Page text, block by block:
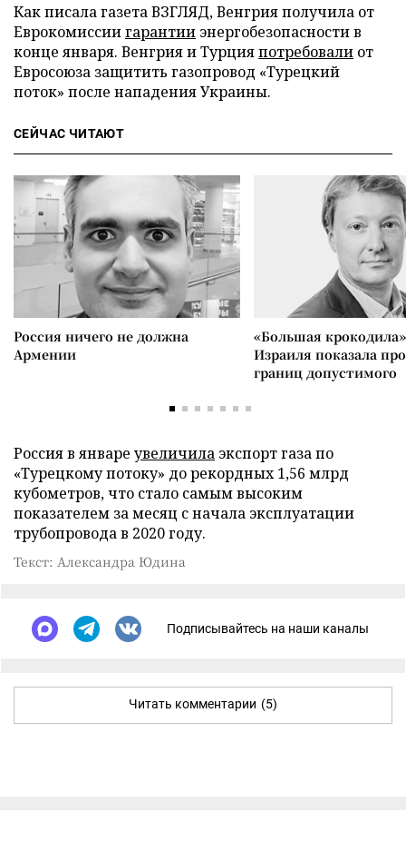
Как писала газета ВЗГЛЯД, Венгрия получила от
Еврокомиссиигарантии энергобезопасности в
конце января. Венгрия и Турцияпотребовали от
Евросоюза защитить газопровод «Турецкий
поток» после нападения Украины.
СЕЙЧАС ЧИТАЮТ
Россия ничего не должна
Армении
«Большая
Израиля показала
границ допустимого
Россия в январе увеличила экспорт газа по
«Турецкому потоку» до рекордных 1,56 млрд
кубометров, что стало самым высоким
показателем за месяц с начала эксплуатации
трубопровода в 2020 году.
Текст: Александра Юдина
Подписывайтесь на наши каналы
Читать комментарии (5)